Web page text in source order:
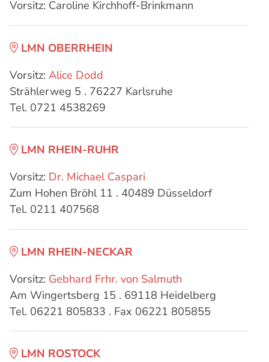
Vorsitz: Caroline Kirchhoff-Brinkmann
LMN OBERRHEIN
Vorsitz: Alice Dodd
Strählerweg 5 . 76227 Karlsruhe
Tel. 0721 4538269
LMN RHEIN-RUHR
Vorsitz: Dr. Michael Caspari
Zum Hohen Bröhl 11 . 40489 Düsseldorf
Tel. 0211 407568
LMN RHEIN-NECKAR
Vorsitz: Gebhard Frhr. von Salmuth
Am Wingertsberg 15 . 69118 Heidelberg
Tel. 06221 805833 . Fax 06221 805855
LMN ROSTOCK